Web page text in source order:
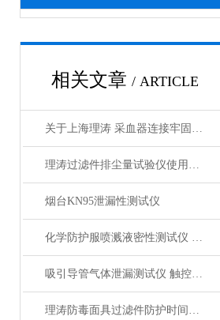
相关文章 / ARTICLE
关于上海理涛 采血器连接牢固度测试仪 产品科普介绍！
理涛过滤件排尘量试验仪使用防范 质量保证
烟台KN95泄漏性测试仪
化学防护服喷溅液密性测试仪 GB/T24539-2021 技术参数
吸引导管气体泄漏测试仪 触控显示屏 中英文菜单 标准
理涛防毒面具过滤件防护时间测试仪质量保证